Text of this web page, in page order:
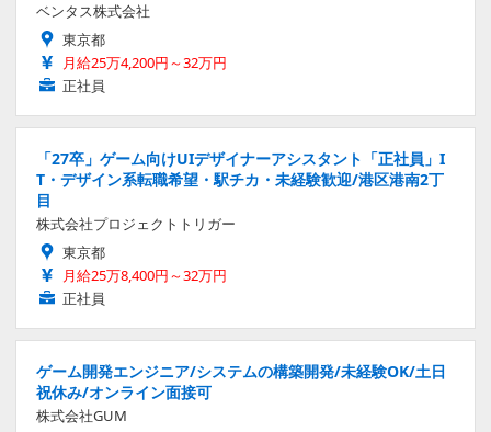
ベンタス株式会社
東京都
月給25万4,200円～32万円
正社員
「27卒」ゲーム向けUIデザイナーアシスタント「正社員」I
T・デザイン系転職希望・駅チカ・未経験歓迎/港区港南2丁
目
株式会社プロジェクトトリガー
東京都
月給25万8,400円～32万円
正社員
ゲーム開発エンジニア/システムの構築開発/未経験OK/土日
祝休み/オンライン面接可
株式会社GUM